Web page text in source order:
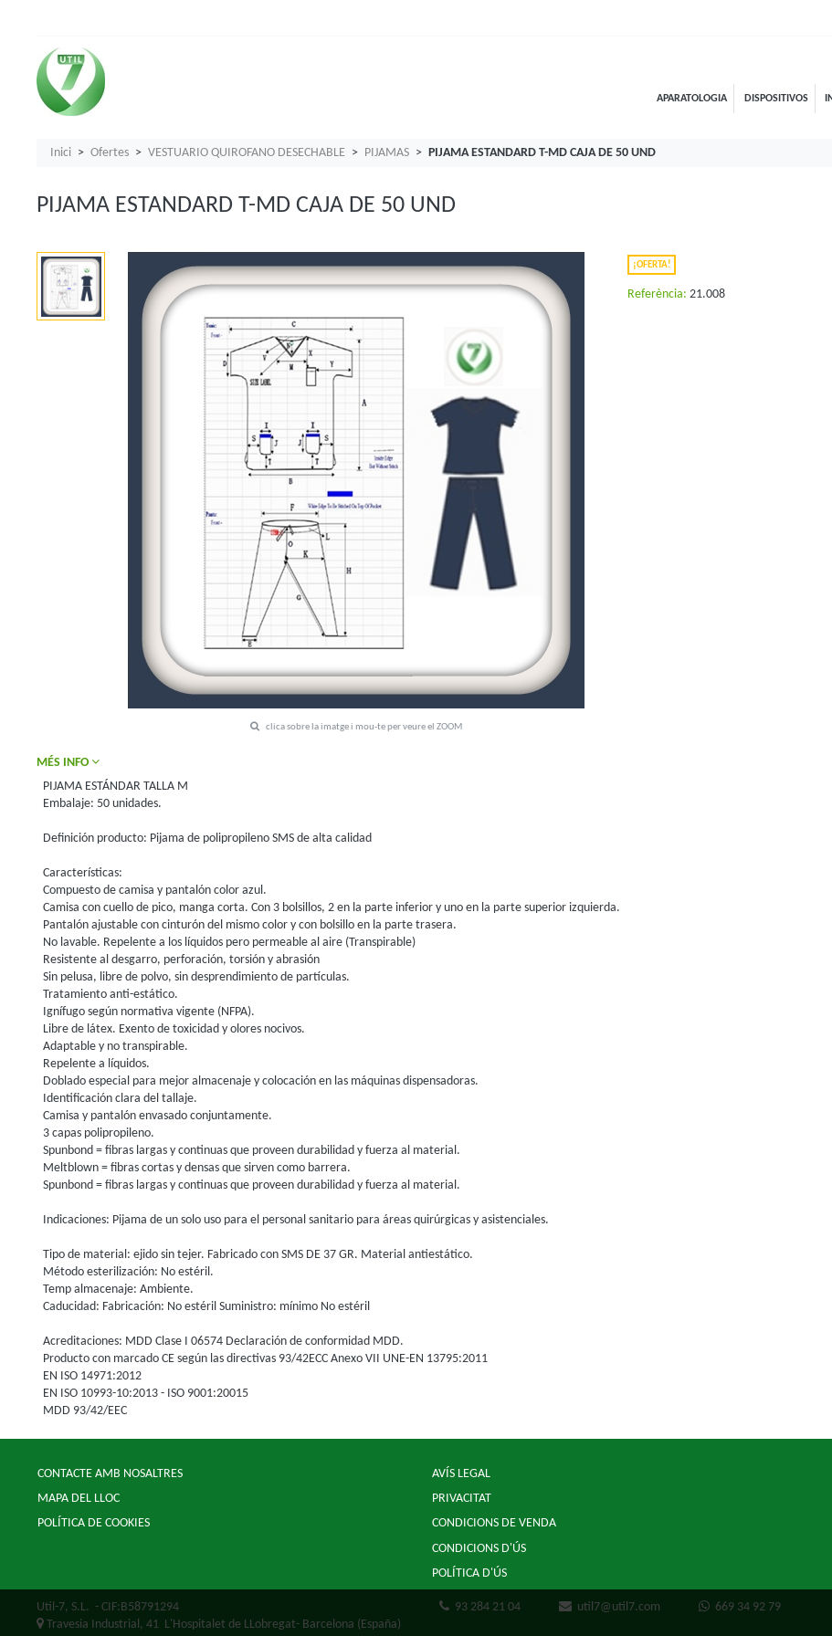
APARATOLOGIA DISPOSITIVOS
Inici Ofertes VESTUARIO QUIROFANO DESECHABLE PIJAMAS PIJAMA ESTANDARD T-MD CAJA DE 50 UND
PIJAMA ESTANDARD T-MD CAJA DE 50 UND
clica sobre la imatge i mou-te per veure el ZOOM
¡OFERTA!
Referència: 21.008
MÉS INFO
PIJAMA ESTÁNDAR TALLA M
Embalaje: 50 unidades.
Definición producto: Pijama de polipropileno SMS de alta calidad
Características:
Compuesto de camisa y pantalón color azul.
Camisa con cuello de pico, manga corta. Con 3 bolsillos, 2 en la parte inferior y uno en la parte superior izquierda.
Pantalón ajustable con cinturón del mismo color y con bolsillo en la parte trasera.
No lavable. Repelente a los líquidos pero permeable al aire (Transpirable)
Resistente al desgarro, perforación, torsión y abrasión
Sin pelusa, libre de polvo, sin desprendimiento de partículas.
Tratamiento anti-estático.
Ignífugo según normativa vigente (NFPA).
Libre de látex. Exento de toxicidad y olores nocivos.
Adaptable y no transpirable.
Repelente a líquidos.
Doblado especial para mejor almacenaje y colocación en las máquinas dispensadoras.
Identificación clara del tallaje.
Camisa y pantalón envasado conjuntamente.
3 capas polipropileno.
Spunbond = fibras largas y continuas que proveen durabilidad y fuerza al material.
Meltblown = fibras cortas y densas que sirven como barrera.
Spunbond = fibras largas y continuas que proveen durabilidad y fuerza al material.
Indicaciones: Pijama de un solo uso para el personal sanitario para áreas quirúrgicas y asistenciales.
Tipo de material: ejido sin tejer. Fabricado con SMS DE 37 GR. Material antiestático.
Método esterilización: No estéril.
Temp almacenaje: Ambiente.
Caducidad: Fabricación: No estéril Suministro: mínimo No estéril
Acreditaciones: MDD Clase I 06574 Declaración de conformidad MDD.
Producto con marcado CE según las directivas 93/42ECC Anexo VII UNE-EN 13795:2011
EN ISO 14971:2012
EN ISO 10993-10:2013 - ISO 9001:20015
MDD 93/42/EEC
CONTACTE AMB NOSALTRES
MAPA DEL LLOC
POLÍTICA DE COOKIES
AVÍS LEGAL
PRIVACITAT
CONDICIONS DE VENDA
CONDICIONS D'ÚS
POLÍTICA D'ÚS
Util-7, S.L. - CIF:B58791294
Travesia Industrial, 41 L'Hospitalet de LLobregat- Barcelona (España)
93 284 21 04 util7@util7.com 669 34 92 79